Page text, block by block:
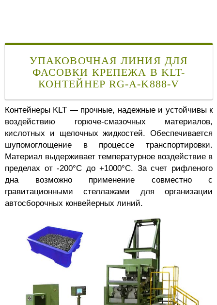
УПАКОВОЧНАЯ ЛИНИЯ ДЛЯ
ФАСОВКИ КРЕПЕЖА В KLT-
КОНТЕЙНЕР RG-A-K888-V
Контейнеры KLT — прочные, надежные и устойчивы к
воздействию горюче-смазочных материалов,
кислотных и щелочных жидкостей. Обеспечивается
шупомоглощение в процессе транспортировки.
Материал выдерживает температурное воздействие в
пределах от -200°C до +1000°C. За счет рифленого
дна возможно применение совместно с
гравитационными стеллажами для организации
автосборочных конвейерных линий.